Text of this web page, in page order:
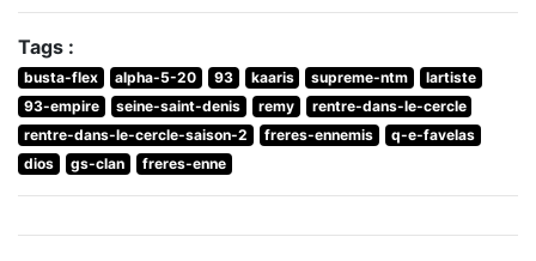
Tags :
busta-flex alpha-5-20 93 kaaris supreme-ntm
lartiste
93-empire
seine-saint-denis remy
rentre-dans-le-cercle
rentre-dans-le-cercle-saison-2
freres-ennemis
q-e-favelas
dios
gs-clan freres-enne